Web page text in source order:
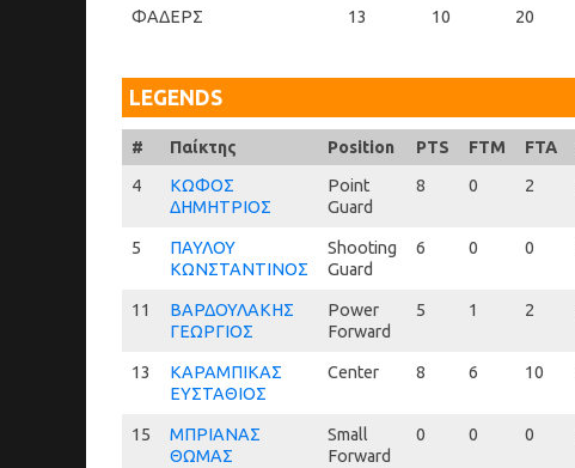
ΦΑΔΕΡΣ 13 10 20
LEGENDS
#
4
5
11
13
15
# Παίκτης Position PTS FTM FTA
4
ΚΩΦΟΣ
ΔΗΜΗΤΡΙΟΣ
Point
Guard
8 0 2
5
ΠΑΥΛΟΥ
ΚΩΝΣΤΑΝΤΙΝΟΣ
Shooting
Guard
6 0 0
11
ΒΑΡΔΟΥΛΑΚΗΣ
ΓΕΩΡΓΙΟΣ
Power
Forward
5 1 2
13
ΚΑΡΑΜΠΙΚΑΣ
ΕΥΣΤΑΘΙΟΣ
Center 8 6 10
15
ΜΠΡΙΑΝΑΣ
ΘΩΜΑΣ
Small
Forward
0 0 0